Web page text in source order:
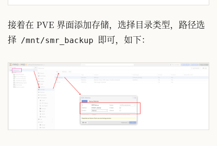
接着在 PVE 界面添加存储，选择目录类型，路径选
择 /mnt/smr_backup 即可，如下：